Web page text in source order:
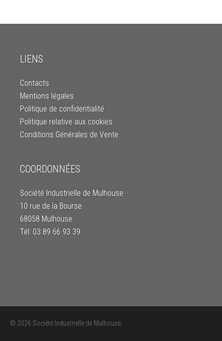
LIENS
Contacts
Mentions légales
Politique de confidentialité
Politique relative aux cookies
Conditions Générales de Vente
COORDONNÉES
Société Industrielle de Mulhouse
10 rue de la Bourse
68058 Mulhouse
Tél: 03 89 66 93 39
© 2026 Société Industrielle de Mulhouse.